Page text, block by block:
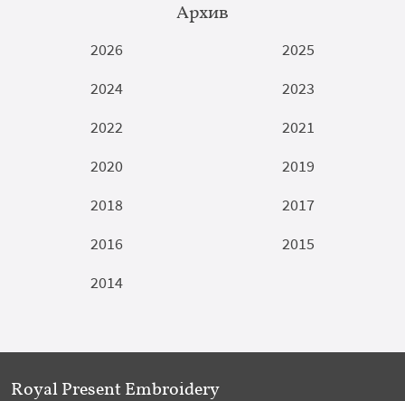
Архив
2026
2025
2024
2023
2022
2021
2020
2019
2018
2017
2016
2015
2014
Royal Present Embroidery